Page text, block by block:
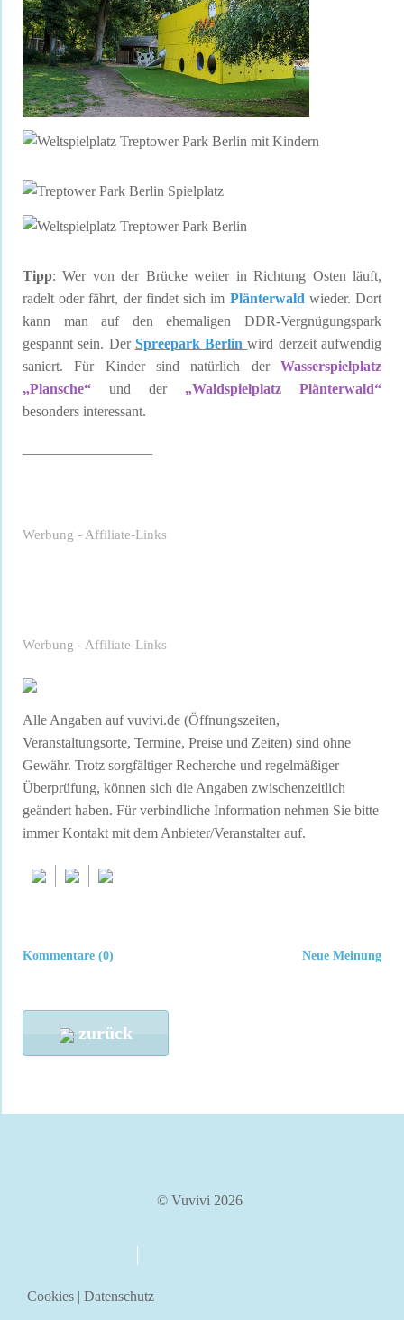
Tipp: Wer von der Brücke weiter in Richtung Osten läuft,
radelt oder fährt, der findet sich im Plänterwald wieder. Dort
kann man auf den ehemaligen DDR-Vergnügungspark
gespannt sein. Der Spreepark Berlin wird derzeit aufwendig
saniert. Für Kinder sind natürlich der Wasserspielplatz
„Plansche“ und der „Waldspielplatz Plänterwald“
besonders interessant.
Werbung - Affiliate-Links
Werbung - Affiliate-Links
Alle Angaben auf vuvivi.de (Öffnungszeiten,
Veranstaltungsorte, Termine, Preise und Zeiten) sind ohne
Gewähr. Trotz sorgfältiger Recherche und regelmäßiger
Überprüfung, können sich die Angaben zwischenzeitlich
geändert haben. Für verbindliche Information nehmen Sie bitte
immer Kontakt mit dem Anbieter/Veranstalter auf.
Neue Meinung
Kommentare (0)
zurück
© Vuvivi 2026
Cookies | Datenschutz